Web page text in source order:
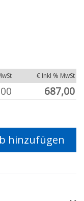
€ Inkl % MwSt
687,00
hinzufügen